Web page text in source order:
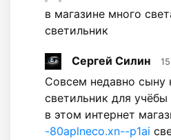
в магазине много
светильник
Сергей Силин
Совсем недавно сыну
светильник для
в этом интернет
-80aplneco.xn--p1ai